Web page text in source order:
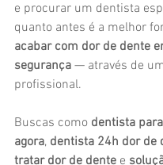
e procurar um dentista
quanto antes é a melhor
acabar com dor de dente
segurança — através de
profissional.
Buscas como dentista
agora, dentista 24h dor de
tratar dor de dente e